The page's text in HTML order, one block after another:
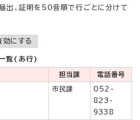
出、証明を50音順で行ごとに分けて
効にする
覧(あ行)
担当課 電話番号
市民課
052-
823-
9338